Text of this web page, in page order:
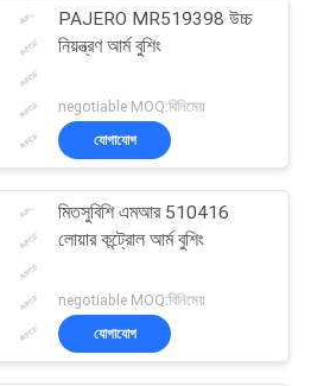
PAJERO MR519398 উচ্চ
নিয়ন্ত্রণ আর্ম বুশিং
negotiable MOQ:বিনিমেয়
যোগাযোগ
মিতসুবিশি এমআর 510416
লোয়ার কন্ট্রোল আর্ম বুশিং
negotiable MOQ:বিনিমেয়
যোগাযোগ